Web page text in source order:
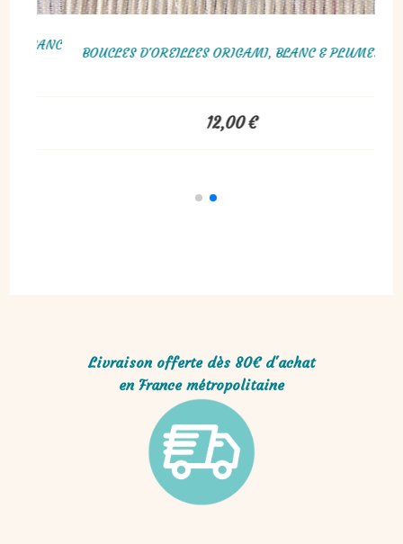
EN PERLES DE ROCAILLES BLANC
ET ARGENT, PLUME
BOUCLES
Livraison offerte dès 80€ d'achat
en France métropolitaine